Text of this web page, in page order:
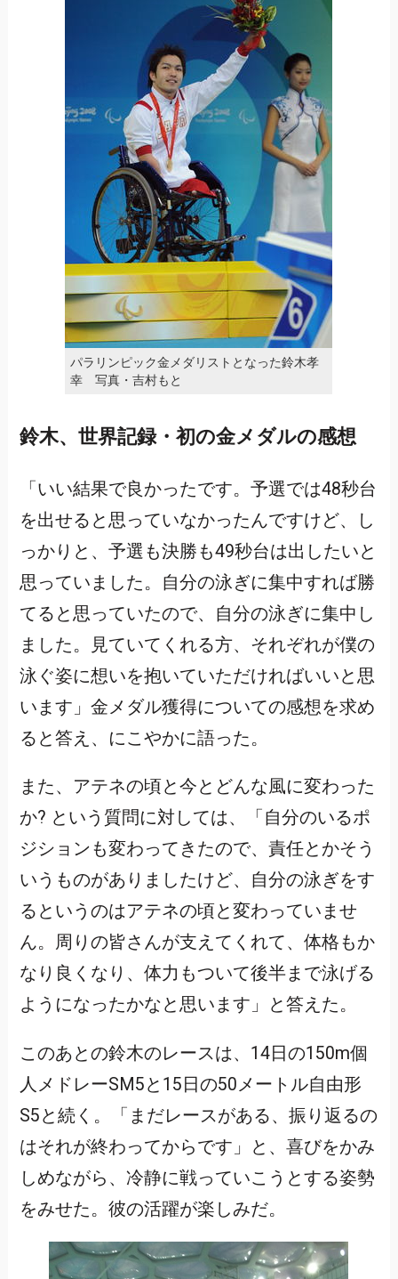
パラリンピック金メダリストとなった鈴木孝
幸 写真・吉村もと
鈴木、世界記録・初の金メダルの感想
「いい結果で良かったです。予選では48秒台
を出せると思っていなかったんですけど、し
っかりと、予選も決勝も49秒台は出したいと
思っていました。自分の泳ぎに集中すれば勝
てると思っていたので、自分の泳ぎに集中し
ました。見ていてくれる方、それぞれが僕の
泳ぐ姿に想いを抱いていただければいいと思
います」金メダル獲得についての感想を求め
ると答え、にこやかに語った。
また、アテネの頃と今とどんな風に変わった
か? という質問に対しては、「自分のいるポ
ジションも変わってきたので、責任とかそう
いうものがありましたけど、自分の泳ぎをす
るというのはアテネの頃と変わっていませ
ん。周りの皆さんが支えてくれて、体格もか
なり良くなり、体力もついて後半まで泳げる
ようになったかなと思います」と答えた。
このあとの鈴木のレースは、14日の150m個
人メドレーSM5と15日の50メートル自由形
S5と続く。「まだレースがある、振り返るの
はそれが終わってからです」と、喜びをかみ
しめながら、冷静に戦っていこうとする姿勢
をみせた。彼の活躍が楽しみだ。